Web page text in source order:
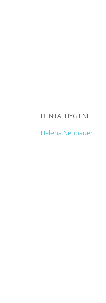
DENTALHYGIENE
Helena Neubauer